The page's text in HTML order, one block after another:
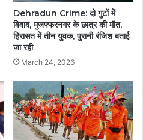
Dehradun Crime: दो गुटों में
विवाद, मुजफ्फरनगर के छात्र की मौत,
हिरासत में तीन युवक, पुरानी रंजिश बताई
जा रही
March 24, 2026